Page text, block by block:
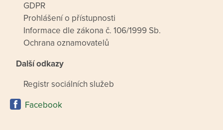
GDPR
Prohlášení o přístupnosti
Informace dle zákona č. 106/1999 Sb.
Ochrana oznamovatelů
Další odkazy
Registr sociálních služeb
Facebook